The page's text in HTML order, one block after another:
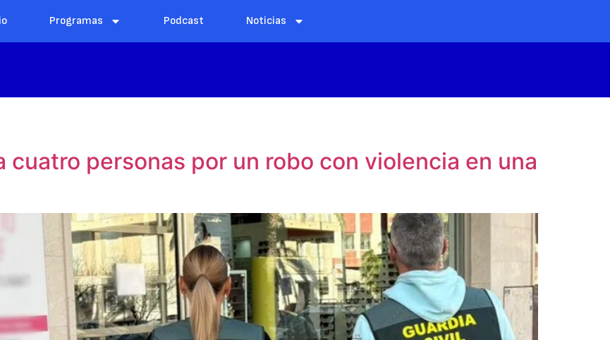
Programas Podcast Noticias
cuatro personas por un robo con violencia en una